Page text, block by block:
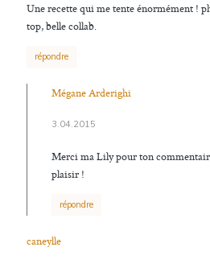
Une recette qui me tente énormément !
top, belle collab.
répondre
Mégane Arderighi
3.04.2015
Merci ma Lily pour ton
plaisir !
répondre
caneylle